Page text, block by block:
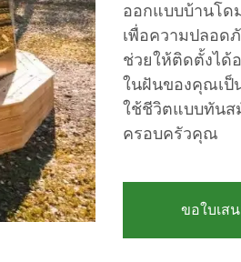
ออกแบบบ้านโด
เพื่อความปลอด
ช่วยให้ติดตั้งได้
ในฝันของคุณเป็
ใช้ชีวิตแบบทันส
ครอบครัวคุณ
ขอใบเส